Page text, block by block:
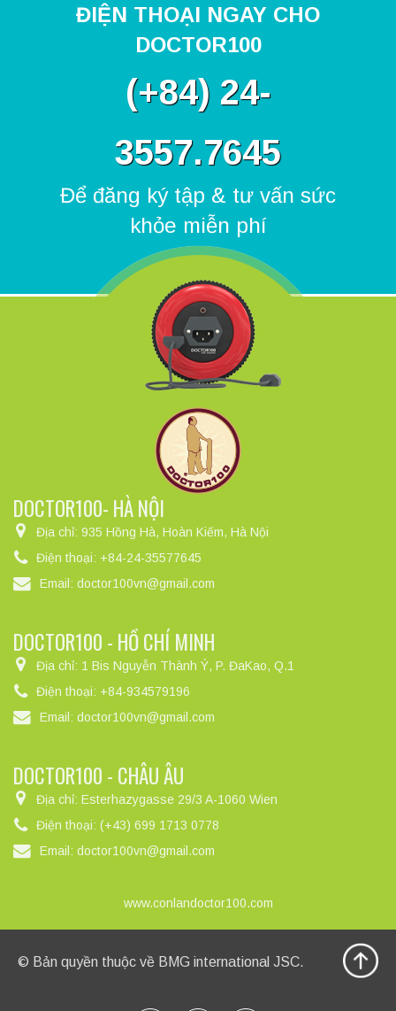
ĐIỆN THOẠI NGAY CHO
DOCTOR100
(+84) 24-
3557.7645
Để đăng ký tập & tư vấn sức
khỏe miễn phí
DOCTOR100- HÀ NỘI
Địa chỉ: 935 Hồng Hà, Hoàn Kiếm, Hà Nội
Điện thoại: +84-24-35577645
Email: doctor100vn@gmail.com
DOCTOR100 - HỒ CHÍ MINH
Địa chỉ: 1 Bis Nguyễn Thành Ý, P. ĐaKao, Q.1
Điện thoại: +84-934579196
Email: doctor100vn@gmail.com
DOCTOR100 - CHÂU ÂU
Địa chỉ: Esterhazygasse 29/3 A-1060 Wien
Điện thoại: (+43) 699 1713 0778
Email: doctor100vn@gmail.com
www.conlandoctor100.com
© Bản quyền thuộc về BMG international JSC.